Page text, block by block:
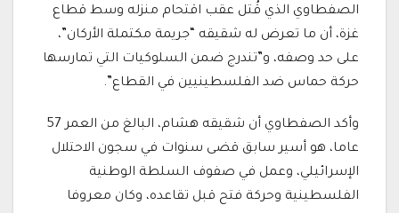
الصفطاوي الذي قُتل عقب اقتحام منزله وسط قطاع
غزة، أن ما تعرض له شقيقه “جريمة مكتملة الأركان”،
على حد وصفه، و”تندرج ضمن السلوكيات التي تمارسها
حركة حماس ضد الفلسطينيين في القطاع”.
وأكد الصفطاوي أن شقيقه هشام، البالغ من العمر 57
عاما، هو أسير سابق قضى سنوات في سجون الاحتلال
الإسرائيلي، وعمل في صفوف السلطة الوطنية
الفلسطينية وحركة فتح قبل تقاعده، وكان معروفا